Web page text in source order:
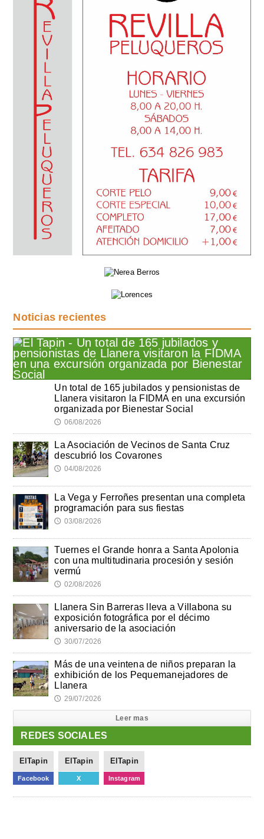
Noticias recientes
Un total de 165 jubilados y pensionistas de
Llanera visitaron la FIDMA en una excursión
organizada por Bienestar Social
🕔 06/08/2026
La Asociación de Vecinos de Santa Cruz
descubrió los Covarones
🕔 04/08/2026
La Vega y Ferroñes presentan una completa
programación para sus fiestas
🕔 03/08/2026
Tuernes el Grande honra a Santa Apolonia
con una multitudinaria procesión y sesión
vermú
🕔 02/08/2026
Llanera Sin Barreras lleva a Villabona su
exposición fotográfica por el décimo
aniversario de la asociación
🕔 30/07/2026
Más de una veintena de niños preparan la
exhibición de los Pequemanejadores de
Llanera
🕔 29/07/2026
Leer mas
REDES SOCIALES
ElTapin
Facebook
ElTapin
X
ElTapin
Instagram